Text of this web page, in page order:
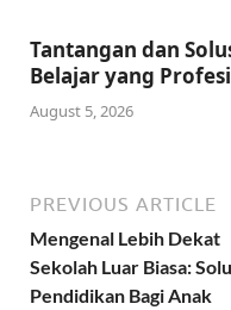
Tantangan dan
Belajar yang
August 5, 2026
PREVIOUS ARTICLE
Mengenal Lebih Dekat
Sekolah Luar Biasa:
Pendidikan Bagi Anak